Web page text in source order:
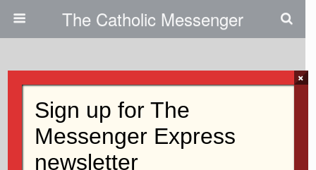
The Catholic Messenger
En El Ministerio Con Los
Inmigrantes Se Debe Escuchar,
Aprender Y Dar La Bienvenida.
×